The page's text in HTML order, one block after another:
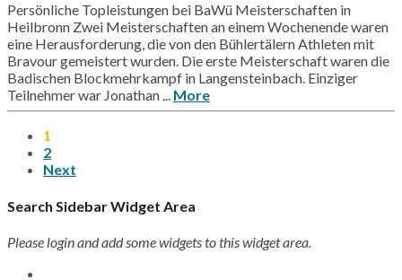
Persönliche Topleistungen bei BaWü Meisterschaften in
Heilbronn Zwei Meisterschaften an einem Wochenende waren
eine Herausforderung, die von den Bühlertälern Athleten mit
Bravour gemeistert wurden. Die erste Meisterschaft waren die
Badischen Blockmehrkampf in Langensteinbach. Einziger
Teilnehmer war Jonathan ... More
1
2
Next
Search Sidebar Widget Area
Please login and add some widgets to this widget area.